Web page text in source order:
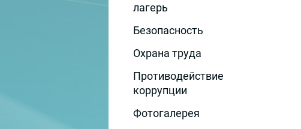
лагерь
Безопасность
Охрана труда
Противодействие
коррупции
Фотогалерея